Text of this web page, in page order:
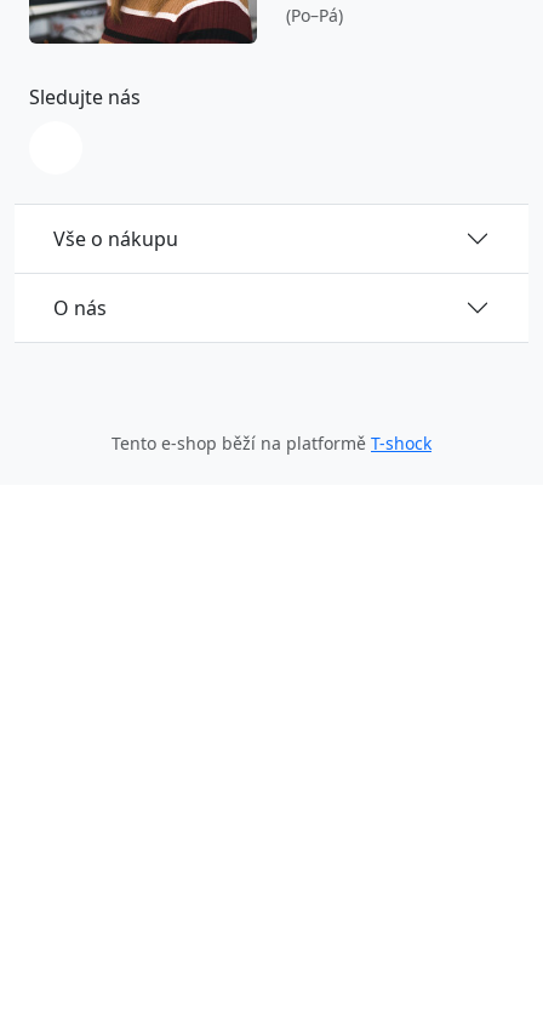
Vše o nákupu
O nás
(Po–Pá)
Sledujte nás
Tento e-shop běží na platformě T-shock